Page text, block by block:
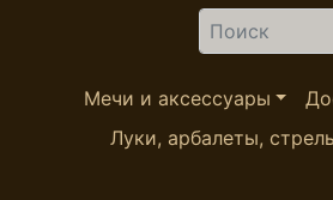
Найти
Мечи и аксессуары
Луки, арбалеты,